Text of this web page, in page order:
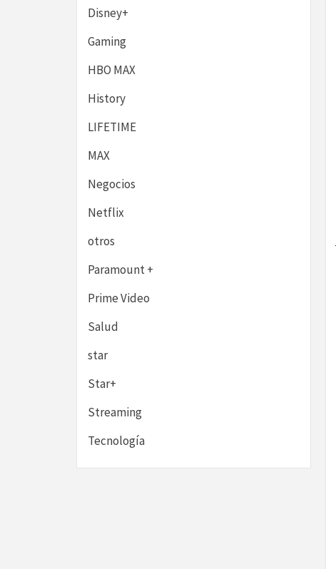
Disney+
Gaming
HBO MAX
History
LIFETIME
MAX
Negocios
Netflix
otros
Paramount +
Prime Video
Salud
star
Star+
Streaming
Tecnología